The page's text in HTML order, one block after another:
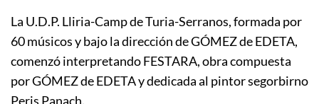
La U.D.P. Lliria-Camp de Turia-Serranos, formada por
60 músicos y bajo la dirección de GÓMEZ de EDETA,
comenzó interpretando FESTARA, obra compuesta
por GÓMEZ de EDETA y dedicada al pintor segorbirno
Peris Panach.